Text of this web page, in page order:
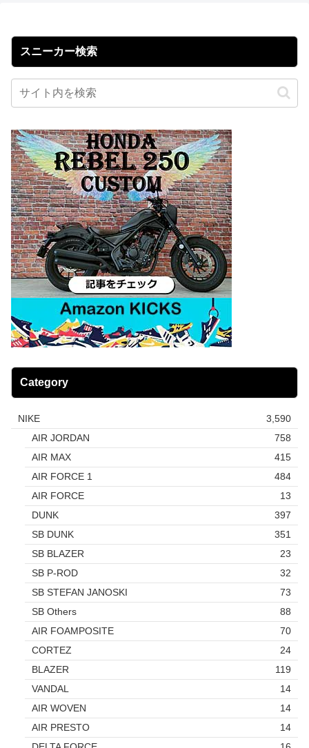
スニーカー検索
Category
NIKE
3,590
AIR JORDAN
758
AIR MAX
415
AIR FORCE 1
484
AIR FORCE
13
DUNK
397
SB DUNK
351
SB BLAZER
23
SB P-ROD
32
SB STEFAN JANOSKI
73
SB Others
88
AIR FOAMPOSITE
70
CORTEZ
24
BLAZER
119
VANDAL
14
AIR WOVEN
14
AIR PRESTO
14